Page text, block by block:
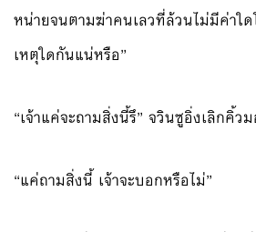
หน่ายจนตามฆ่าคนเลวที่ล้วนไม่มีค่าใด
เหตุใดกันแน่หรือ”
“เจ้าแค่จะถามสิ่งนี้รึ” จวินซูอิ่งเลิกคิ้วม
“แค่ถามสิ่งนี้ เจ้าจะบอกหรือไม่”